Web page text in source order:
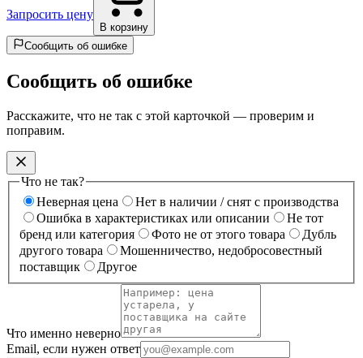
Запросить цену
В корзину
Сообщить об ошибке
Сообщить об ошибке
Расскажите, что не так с этой карточкой — проверим и
поправим.
Что не так?
Неверная цена
Нет в наличии / снят с производства
Ошибка в характеристиках или описании
Не тот
бренд или категория
Фото не от этого товара
Дубль
другого товара
Мошенничество, недобросовестный
поставщик
Другое
Что именно неверно
Email, если нужен ответ